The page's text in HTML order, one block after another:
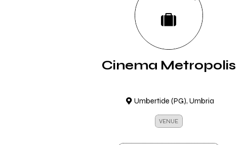
Cinema Metropolis
Umbertide (PG), Umbria
VENUE